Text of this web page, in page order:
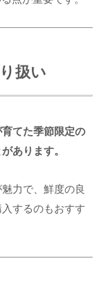
扱い
てた季節限定の
あります。
力で、鮮度の良
するのもおすす